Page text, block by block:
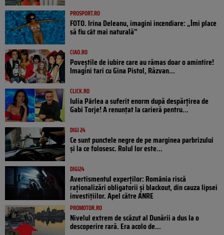
PROSPORT.RO
FOTO. Irina Deleanu, imagini incendiare: „Îmi place
să fiu cât mai naturală”
CIAO.RO
Poveştile de iubire care au rămas doar o amintire!
Imagini tari cu Gina Pistol, Răzvan...
CLICK.RO
Iulia Pârlea a suferit enorm după despărțirea de
Gabi Torje! A renunțat la carieră pentru...
DIGI 24
Ce sunt punctele negre de pe marginea parbrizului
și la ce folosesc. Rolul lor este...
DIGI24
Avertismentul experților: România riscă
raționalizări obligatorii și blackout, din cauza lipsei
investițiilor. Apel către ANRE
PROMOTOR.RO
Nivelul extrem de scăzut al Dunării a dus la o
descoperire rară. Era acolo de...